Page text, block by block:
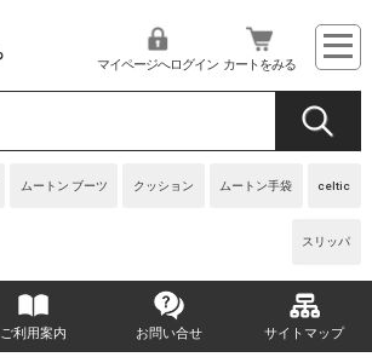
ムートン ブーツ クッション ムートン手袋 celtic
スリッパ
マイページへログイン カートをみる
ご利用案内 お問い合せ サイトマップ